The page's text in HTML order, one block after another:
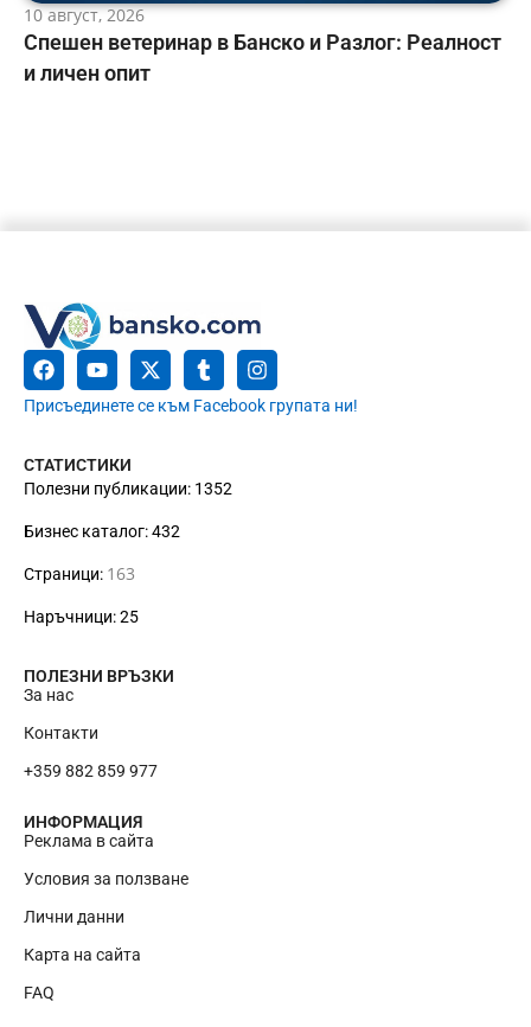
10 август, 2026
Спешен ветеринар в Банско и Разлог: Реалност
и личен опит
Присъединете се към Facebook групата ни!
СТАТИСТИКИ
Полезни публикации: 1352
Бизнес каталог: 432
Страници: 163
Наръчници: 25
ПОЛЕЗНИ ВРЪЗКИ
За нас
Контакти
+359 882 859 977
ИНФОРМАЦИЯ
Реклама в сайта
Условия за ползване
Лични данни
Карта на сайта
FAQ